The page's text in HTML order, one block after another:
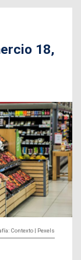
18,
Contexto | Pexels